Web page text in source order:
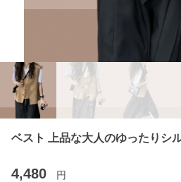
ベスト 上品な大人のゆったりシ
4,480 円